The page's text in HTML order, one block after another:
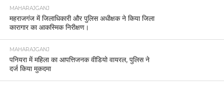
MAHARAJGANJ
महराजगंज में जिलाधिकारी और पुलिस अधीक्षक ने किया जिला
कारागार का आकस्मिक निरीक्षण।
MAHARAJGANJ
पनियरा में महिला का आपत्तिजनक वीडियो वायरल, पुलिस ने
दर्ज किया मुकदमा